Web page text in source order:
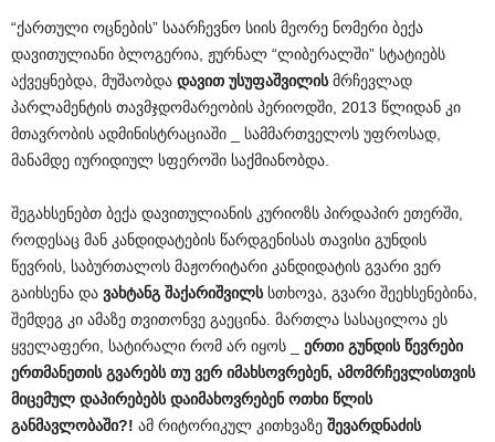
“ქართული ოცნების” საარჩევნო სიის მეორე ნომერი ბექა
დავითულიანი ბლოგერია, ჟურნალ “ლიბერალში” სტატიებს
აქვეყნებდა, მუშაობდა დავით უსუფაშვილისმრჩევლად
პარლამენტის თავმჯდომარეობის პერიოდში, 2013 წლიდან კი
მთავრობის ადმინისტრაციაში _ სამმართველოს უფროსად,
მანამდე იურიდიულ სფეროში საქმიანობდა.
შეგახსენებთ ბექა დავითულიანის კურიოზს პირდაპირ ეთერში,
როდესაც მან კანდიდატების წარდგენისას თავისი გუნდის
წევრის, საბურთალოს მაჟორიტარი კანდიდატის გვარი ვერ
გაიხსენა და ვახტანგ შაქარიშვილსსთხოვა, გვარი შეეხსენებინა,
შემდეგ კი ამაზე თვითონვე გაეცინა. მართლა სასაცილოა ეს
ყველაფერი, სატირალი რომ არ იყოს _ ერთი გუნდის წევრები
ერთმანეთის გვარებს თუ ვერ იმახსოვრებენ, ამომრჩევლისთვის
მიცემულ დაპირებებს დაიმახოვრებენ ოთხი წლის
განმავლობაში?! ამ რიტორიკულ კითხვაზე შევარდნაძის